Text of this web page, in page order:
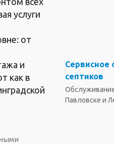
услуги
от
и
как в
Сервисное
септиков
Павловске и